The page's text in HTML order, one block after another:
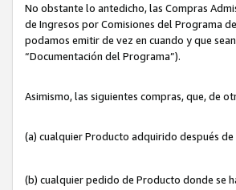
No obstante lo antedicho, las Compras
de Ingresos por Comisiones del Programa
podamos emitir de vez en cuando y que
“Documentación del Programa”).
Asimismo, las siguientes compras, que, de
(a) cualquier Producto adquirido después
(b) cualquier pedido de Producto donde se